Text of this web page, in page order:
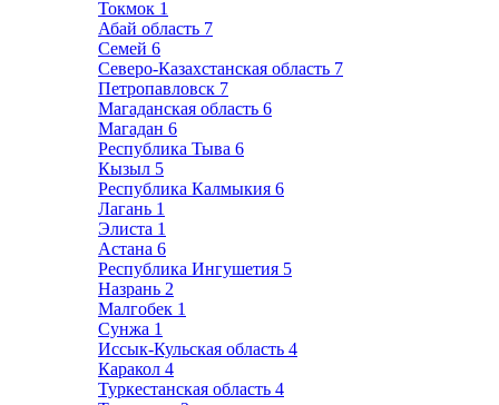
Токмок 1
Абай область 7
Семей 6
Северо-Казахстанская область 7
Петропавловск 7
Магаданская область 6
Магадан 6
Республика Тыва 6
Кызыл 5
Республика Калмыкия 6
Лагань 1
Элиста 1
Астана 6
Республика Ингушетия 5
Назрань 2
Малгобек 1
Сунжа 1
Иссык-Кульская область 4
Каракол 4
Туркестанская область 4